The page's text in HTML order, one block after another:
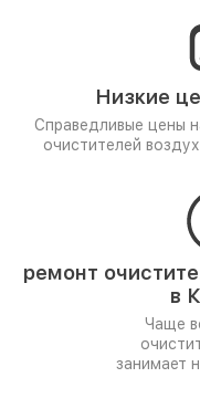
Низкие
Справедливые цены
очистителей
ремонт
в
Чаще
занимает